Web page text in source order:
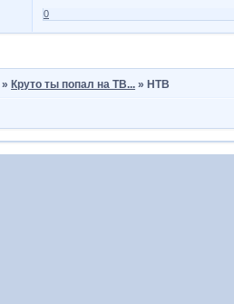
0
»Круто ты попал на ТВ... »НТВ